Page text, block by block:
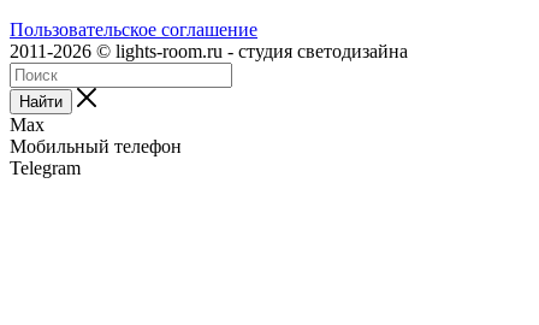
Пользовательское соглашение
2011-2026 © lights-room.ru - студия светодизайна
Найти
Max
Мобильный телефон
Telegram